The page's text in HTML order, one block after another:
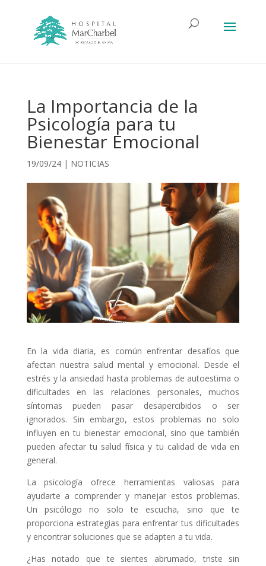
La Importancia de la
Psicología para tu
Bienestar Emocional
19/09/24| NOTICIAS
En la vida diaria, es común enfrentar desafíos que
afectan nuestra salud mental y emocional. Desde el
estrés y la ansiedad hasta problemas de autoestima o
dificultades en las relaciones personales, muchos
síntomas pueden pasar desapercibidos o ser
ignorados. Sin embargo, estos problemas no solo
influyen en tu bienestar emocional, sino que también
pueden afectar tu salud física y tu calidad de vida en
general.
La psicología ofrece herramientas valiosas para
ayudarte a comprender y manejar estos problemas.
Un psicólogo no solo te escucha, sino que te
proporciona estrategias para enfrentar tus dificultades
y encontrar soluciones que se adapten a tu vida.
¿Has notado que te sientes abrumado, triste sin